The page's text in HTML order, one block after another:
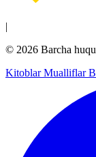
|
© 2026 Barcha
KitoblarMualliflar